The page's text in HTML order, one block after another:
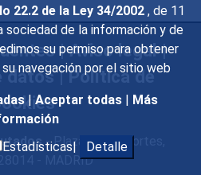
22.2 de la Ley 34/2002 , de 11
sociedad de la información y de
su permiso para obtener
navegación por el sitio web
| Aceptar todas | Más
Estadísticas| Detalle
|Aviso legal|
datos|Política de
- Plaza de las Cortes,
28014 - MADRID